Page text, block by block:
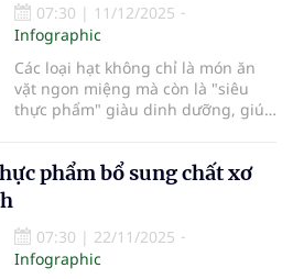
07:30 | 11/12/2025
Infographic
Các loại hạt không chỉ là món ăn
vặt ngon miệng mà còn là "siêu
thực phẩm" giàu dinh dưỡng, giúp
Dưới đây là 5 loại hạt tốt nhất cho
phẩm bổ sung chất xơ
07:30 | 22/11/2025
Infographic